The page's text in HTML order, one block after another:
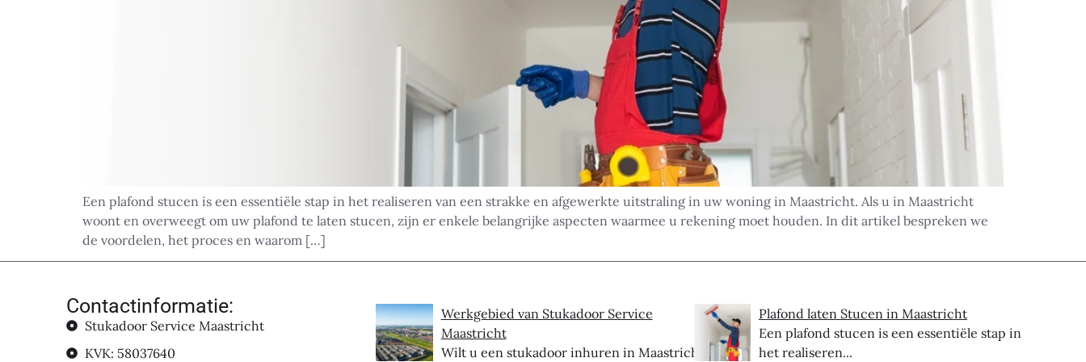
Een plafond stucen is een essentiële stap in het realiseren van een strakke en afgewerkte uitstraling in uw woning in Maastricht. Als u in Maastricht
woont en overweegt om uw plafond te laten stucen, zijn er enkele belangrijke aspecten waarmee u rekening moet houden. In dit artikel bespreken we
de voordelen, het proces en waarom […]
Contactinformatie:
Stukadoor Service Maastricht
KVK: 58037640
Werkgebied van Stukadoor Service
Maastricht
Wilt u een stukadoor inhuren in Maastricht?
Plafond laten Stucen in Maastricht
Een plafond stucen is een essentiële stap in
het realiseren...